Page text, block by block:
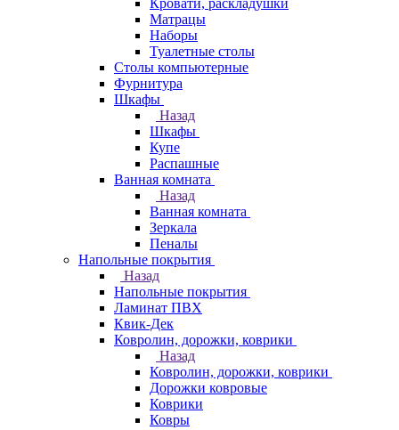
Кровати, раскладушки
Матрацы
Наборы
Туалетные столы
Столы компьютерные
Фурнитура
Шкафы
Назад
Шкафы
Купе
Распашные
Ванная комната
Назад
Ванная комната
Зеркала
Пеналы
Напольные покрытия
Назад
Напольные покрытия
Ламинат ПВХ
Квик-Дек
Ковролин, дорожки, коврики
Назад
Ковролин, дорожки, коврики
Дорожки ковровые
Коврики
Ковры